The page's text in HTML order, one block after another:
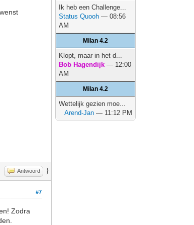
Antwoord }
#7
Zodra
Ik heb een Challenge...
Status Quooh — 08:56
AM
Milan 4.2
Klopt, maar in het d...
Bob Hagendijk — 12:00
AM
Milan 4.2
Wettelijk gezien moe...
Arend-Jan — 11:12 PM